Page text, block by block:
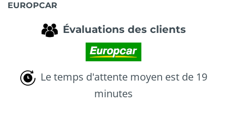
EUROPCAR
Évaluations des clients
Le temps d'attente moyen est de 19
minutes